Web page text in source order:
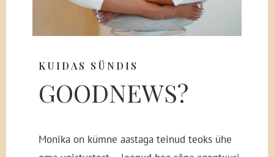
KUIDAS SÜNDIS
GOODNEWS?
Monika on kümne aastaga teinud teoks ühe